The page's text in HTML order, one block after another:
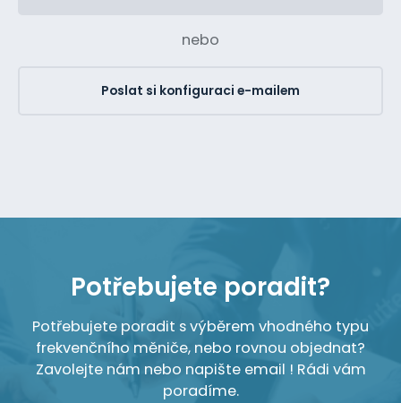
nebo
Poslat si konfiguraci e-mailem
Potřebujete poradit?
Potřebujete poradit s výběrem vhodného typu
frekvenčního měniče, nebo rovnou objednat?
Zavolejte nám nebo napište email ! Rádi vám
poradíme.